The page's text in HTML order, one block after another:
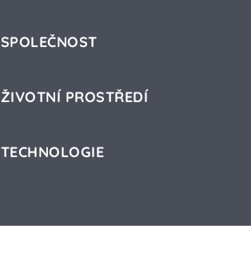
SPOLEČNOST
ŽIVOTNÍ PROSTŘEDÍ
TECHNOLOGIE